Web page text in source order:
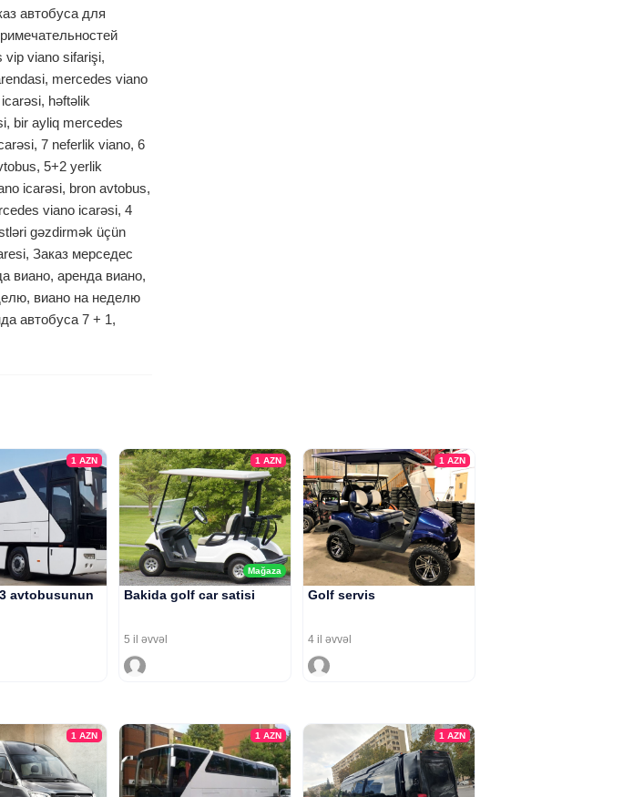
автобуса для
vip viano sifarişi,
mercedes viano
həftəlik
bir ayliq mercedes
7 neferlik viano, 6
5+2 yerlik
icarəsi, bron avtobus,
viano icarəsi, 4
gəzdirmək üçün
Заказ мерседес
виано, аренда виано,
виано на неделю
автобуса 7 + 1,
1 AZN
avtobusunun
Mağaza
1 AZN
Bakida golf car satisi
5 il əvvəl
1 AZN
Golf servis
4 il əvvəl
1 AZN 1 AZN 1 AZN